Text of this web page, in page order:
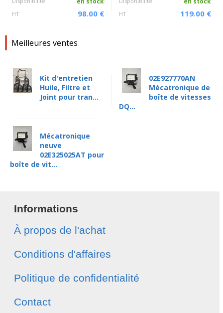
HT 98.00 € HT 119.00 €
Meilleures ventes
Kit d'entretien
Huile, Filtre et
Joint pour tran...
02E927770AN
Mécatronique de
boîte de vitesses
DQ...
Mécatronique
neuve
02E325025AT pour
boîte de vit...
Informations
À propos de l'achat
Conditions d'affaires
Politique de confidentialité
Contact